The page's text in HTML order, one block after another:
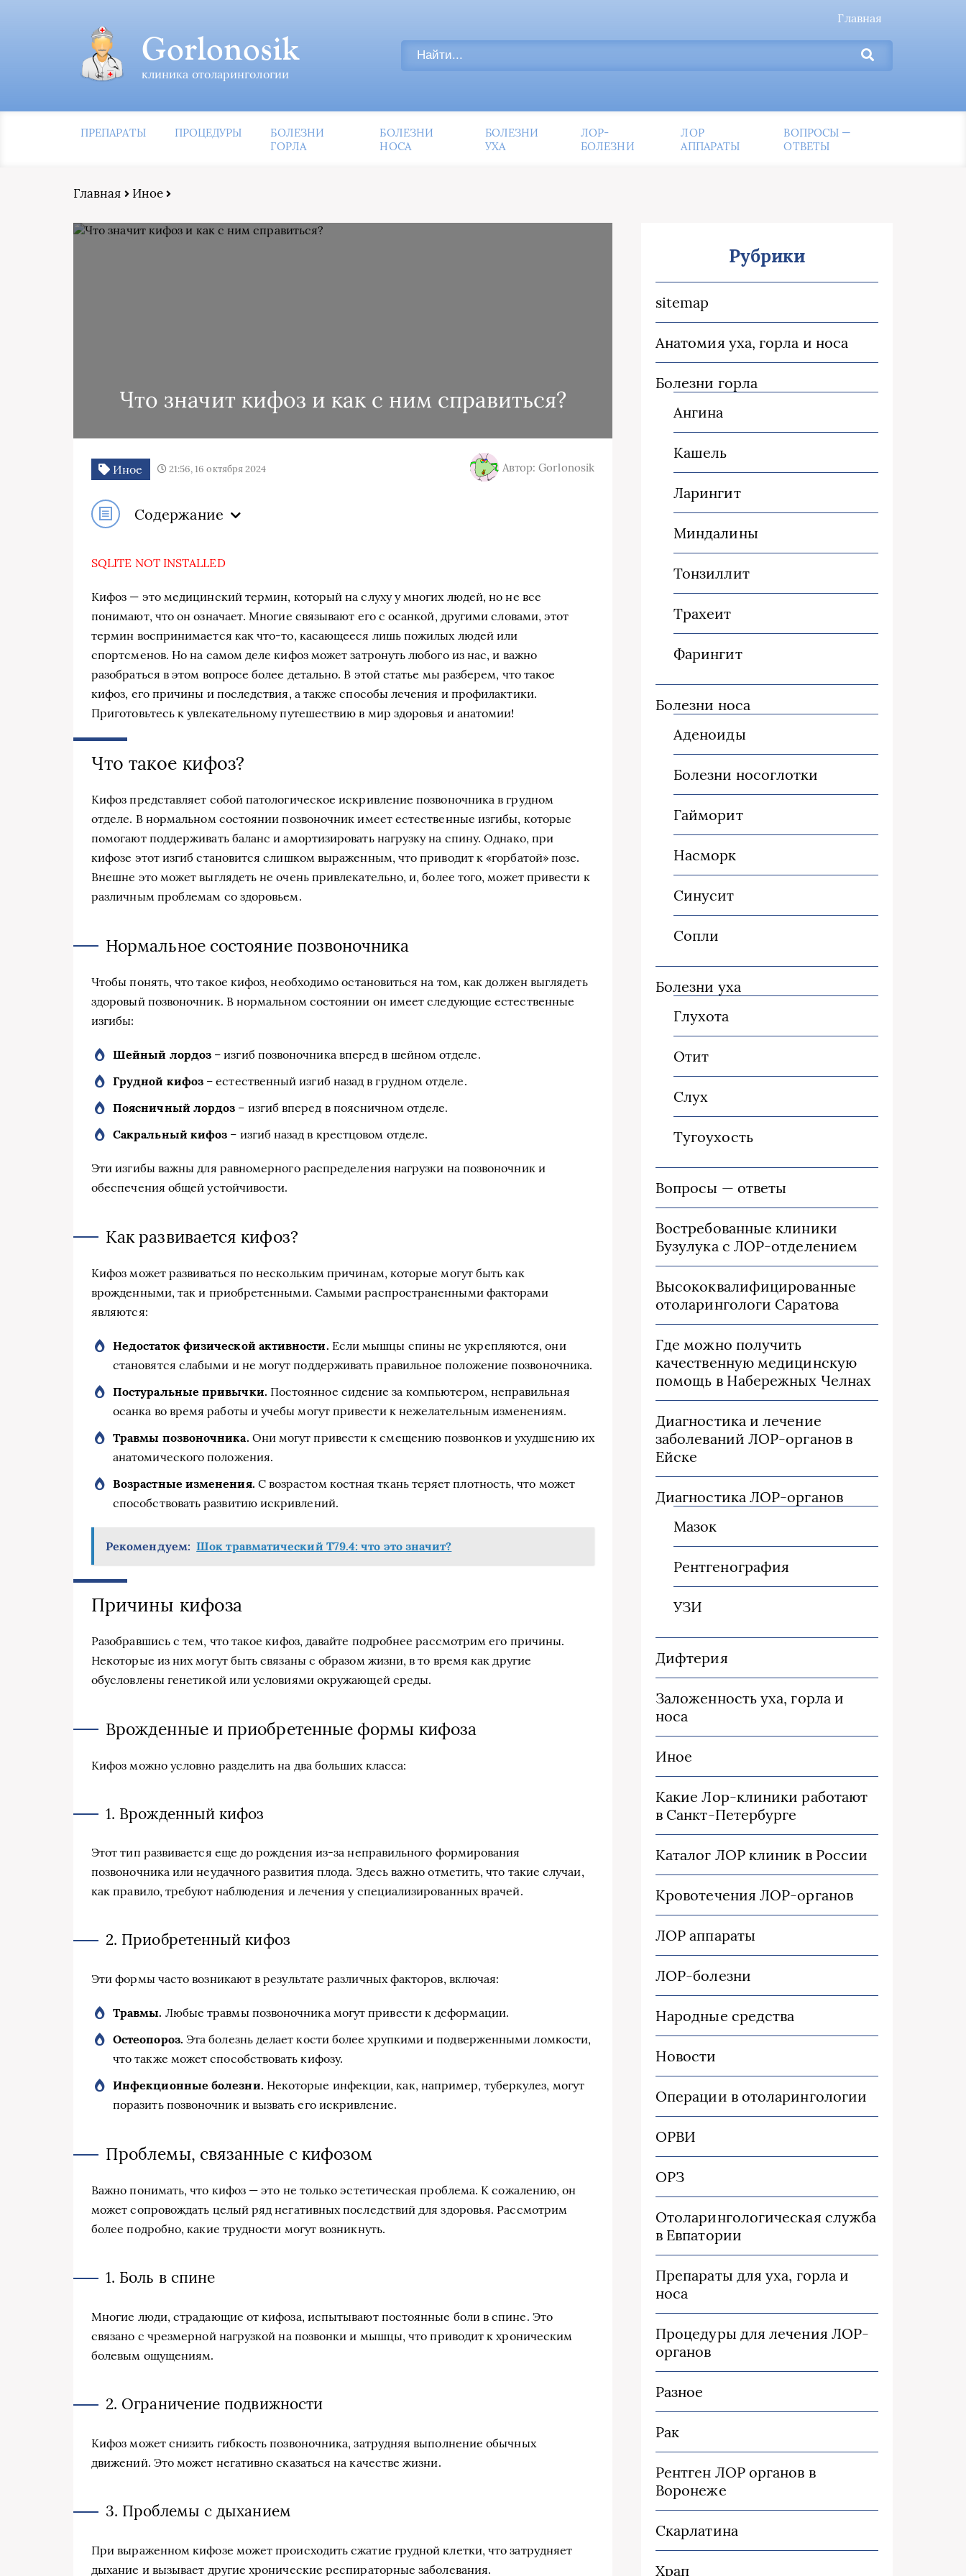
Главная
Gorlonosik
клиника отоларингологии
ПРЕПАРАТЫ ПРОЦЕДУРЫ
БОЛЕЗНИ
ГОРЛА
БОЛЕЗНИ
НОСА
БОЛЕЗНИ
УХА
ЛОР-
БОЛЕЗНИ
ЛОР
АППАРАТЫ
ВОПРОСЫ —
ОТВЕТЫ
Главная Иное
Что значит кифоз и как с ним справиться?
Иное 21:56, 16 октября 2024 Автор: Gorlonosik
Содержание
SQLITE NOT INSTALLED
Кифоз — это медицинский термин, который на слуху у многих людей, но не все
понимают, что он означает. Многие связывают его с осанкой, другими словами, этот
термин воспринимается как что-то, касающееся лишь пожилых людей или
спортсменов. Но на самом деле кифоз может затронуть любого из нас, и важно
разобраться в этом вопросе более детально. В этой статье мы разберем, что такое
кифоз, его причины и последствия, а также способы лечения и профилактики.
Приготовьтесь к увлекательному путешествию в мир здоровья и анатомии!
Что такое кифоз?
Кифоз представляет собой патологическое искривление позвоночника в грудном
отделе. В нормальном состоянии позвоночник имеет естественные изгибы, которые
помогают поддерживать баланс и амортизировать нагрузку на спину. Однако, при
кифозе этот изгиб становится слишком выраженным, что приводит к «горбатой» позе.
Внешне это может выглядеть не очень привлекательно, и, более того, может привести к
различным проблемам со здоровьем.
Нормальное состояние позвоночника
Чтобы понять, что такое кифоз, необходимо остановиться на том, как должен выглядеть
здоровый позвоночник. В нормальном состоянии он имеет следующие естественные
изгибы:
Шейный лордоз – изгиб позвоночника вперед в шейном отделе.
Грудной кифоз – естественный изгиб назад в грудном отделе.
Поясничный лордоз – изгиб вперед в поясничном отделе.
Сакральный кифоз – изгиб назад в крестцовом отделе.
Эти изгибы важны для равномерного распределения нагрузки на позвоночник и
обеспечения общей устойчивости.
Как развивается кифоз?
Кифоз может развиваться по нескольким причинам, которые могут быть как
врожденными, так и приобретенными. Самыми распространенными факторами
являются:
Недостаток физической активности. Если мышцы спины не укрепляются, они
становятся слабыми и не могут поддерживать правильное положение позвоночника.
Постуральные привычки. Постоянное сидение за компьютером, неправильная
осанка во время работы и учебы могут привести к нежелательным изменениям.
Травмы позвоночника. Они могут привести к смещению позвонков и ухудшению их
анатомического положения.
Возрастные изменения. С возрастом костная ткань теряет плотность, что может
способствовать развитию искривлений.
Рекомендуем: Шок травматический Т79.4: что это значит?
Причины кифоза
Разобравшись с тем, что такое кифоз, давайте подробнее рассмотрим его причины.
Некоторые из них могут быть связаны с образом жизни, в то время как другие
обусловлены генетикой или условиями окружающей среды.
Врожденные и приобретенные формы кифоза
Кифоз можно условно разделить на два больших класса:
1. Врожденный кифоз
Этот тип развивается еще до рождения из-за неправильного формирования
позвоночника или неудачного развития плода. Здесь важно отметить, что такие случаи,
как правило, требуют наблюдения и лечения у специализированных врачей.
2. Приобретенный кифоз
Эти формы часто возникают в результате различных факторов, включая:
Травмы. Любые травмы позвоночника могут привести к деформации.
Остеопороз. Эта болезнь делает кости более хрупкими и подверженными ломкости,
что также может способствовать кифозу.
Инфекционные болезни. Некоторые инфекции, как, например, туберкулез, могут
поразить позвоночник и вызвать его искривление.
Проблемы, связанные с кифозом
Важно понимать, что кифоз — это не только эстетическая проблема. К сожалению, он
может сопровождать целый ряд негативных последствий для здоровья. Рассмотрим
более подробно, какие трудности могут возникнуть.
1. Боль в спине
Многие люди, страдающие от кифоза, испытывают постоянные боли в спине. Это
связано с чрезмерной нагрузкой на позвонки и мышцы, что приводит к хроническим
болевым ощущениям.
2. Ограничение подвижности
Кифоз может снизить гибкость позвоночника, затрудняя выполнение обычных
движений. Это может негативно сказаться на качестве жизни.
3. Проблемы с дыханием
При выраженном кифозе может происходить сжатие грудной клетки, что затрудняет
дыхание и вызывает другие хронические респираторные заболевания.
Рубрики
sitemap
Анатомия уха, горла и носа
Болезни горла
Ангина
Кашель
Ларингит
Миндалины
Тонзиллит
Трахеит
Фарингит
Болезни носа
Аденоиды
Болезни носоглотки
Гайморит
Насморк
Синусит
Сопли
Болезни уха
Глухота
Отит
Слух
Тугоухость
Вопросы — ответы
Востребованные клиники
Бузулука с ЛОР-отделением
Высококвалифицированные
отоларингологи Саратова
Где можно получить
качественную медицинскую
помощь в Набережных Челнах
Диагностика и лечение
заболеваний ЛОР-органов в
Ейске
Диагностика ЛОР-органов
Мазок
Рентгенография
УЗИ
Дифтерия
Заложенность уха, горла и
носа
Иное
Какие Лор-клиники работают
в Санкт-Петербурге
Каталог ЛОР клиник в России
Кровотечения ЛОР-органов
ЛОР аппараты
ЛОР-болезни
Народные средства
Новости
Операции в отоларингологии
ОРВИ
ОРЗ
Отоларингологическая служба
в Евпатории
Препараты для уха, горла и
носа
Процедуры для лечения ЛОР-
органов
Разное
Рак
Рентген ЛОР органов в
Воронеже
Скарлатина
Храп